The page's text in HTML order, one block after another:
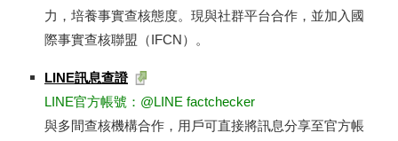
力，培養事實查核態度。現與社群平台合作，並加入國
際事實查核聯盟（IFCN）。
LINE訊息查證
​LINE官方帳號：@LINE factchecker
與多間查核機構合作，用戶可直接將訊息分享至官方帳